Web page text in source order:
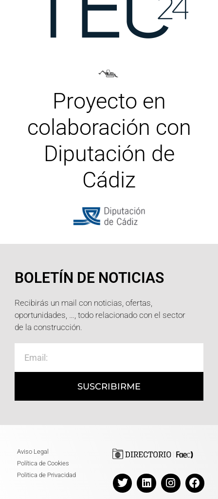
Proyecto en
colaboración con
Diputación de
Cádiz
BOLETÍN DE NOTICIAS
Recibirás un mail con noticias, ofertas,
oportunidades, …, todo relacionado con el sector
de la construcción.
SUSCRIBIRME
Aviso Legal
Política de Cookies
Politica de Privacidad